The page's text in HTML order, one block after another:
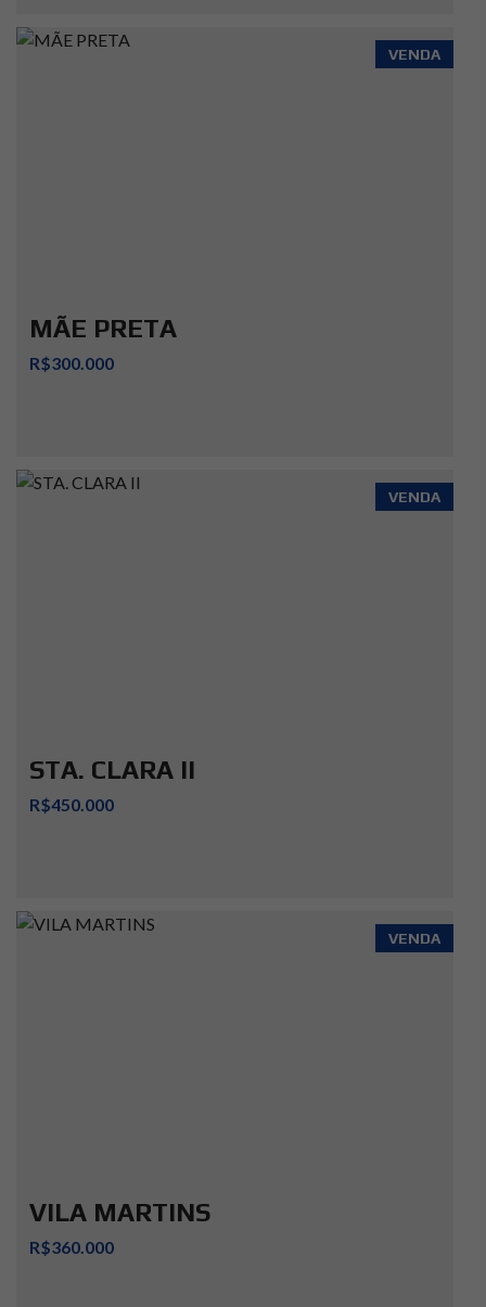
VENDA
MÃE PRETA
R$300.000
VENDA
STA. CLARA II
R$450.000
VENDA
VILA MARTINS
R$360.000